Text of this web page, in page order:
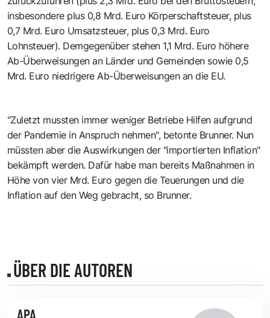
insbesondere plus 0,8 Mrd. Euro Körperschaftsteuer, plus
0,7 Mrd. Euro Umsatzsteuer, plus 0,3 Mrd. Euro
Lohnsteuer). Demgegenüber stehen 1,1 Mrd. Euro höhere
Ab-Überweisungen an Länder und Gemeinden sowie 0,5
Mrd. Euro niedrigere Ab-Überweisungen an die EU.
"Zuletzt mussten immer weniger Betriebe Hilfen aufgrund
der Pandemie in Anspruch nehmen", betonte Brunner. Nun
müssten aber die Auswirkungen der "importierten Inflation"
bekämpft werden. Dafür habe man bereits Maßnahmen in
Höhe von vier Mrd. Euro gegen die Teuerungen und die
Inflation auf den Weg gebracht, so Brunner.
ÜBER DIE AUTOREN